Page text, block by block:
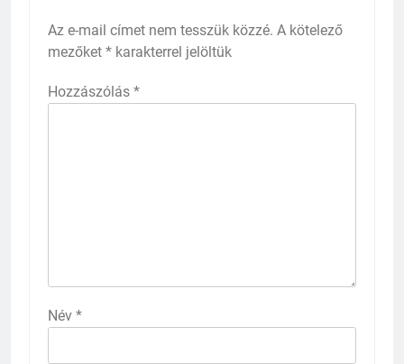
Az e-mail címet nem tesszük közzé. A kötelező
mezőket * karakterrel jelöltük
Hozzászólás *
Név *